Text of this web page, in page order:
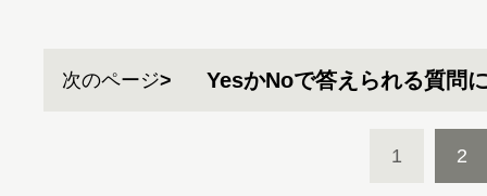
次のページ YesかNoで答えられる質問
1 2